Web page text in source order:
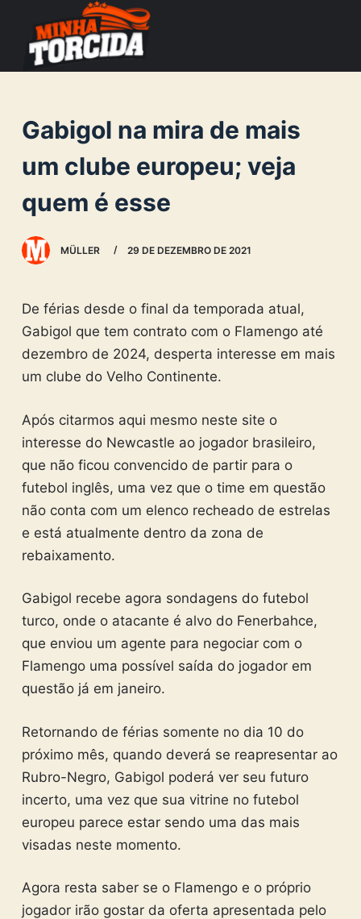
o
o
n
e
Gabigol na mira de mais
um clube europeu; veja
quem é esse
MÜLLER 29 DE DEZEMBRO DE 2021
De férias desde o final da temporada atual,
Gabigol que tem contrato com o Flamengo até
dezembro de 2024, desperta interesse em mais
um clube do Velho Continente.
Após citarmos aqui mesmo neste site o
interesse do Newcastle ao jogador brasileiro,
que não ficou convencido de partir para o
futebol inglês, uma vez que o time em questão
não conta com um elenco recheado de estrelas
e está atualmente dentro da zona de
rebaixamento.
Gabigol recebe agora sondagens do futebol
turco, onde o atacante é alvo do Fenerbahce,
que enviou um agente para negociar com o
Flamengo uma possível saída do jogador em
questão já em janeiro.
Retornando de férias somente no dia 10 do
próximo mês, quando deverá se reapresentar ao
Rubro-Negro, Gabigol poderá ver seu futuro
incerto, uma vez que sua vitrine no futebol
europeu parece estar sendo uma das mais
visadas neste momento.
Agora resta saber se o Flamengo e o próprio
jogador irão gostar da oferta apresentada pelo